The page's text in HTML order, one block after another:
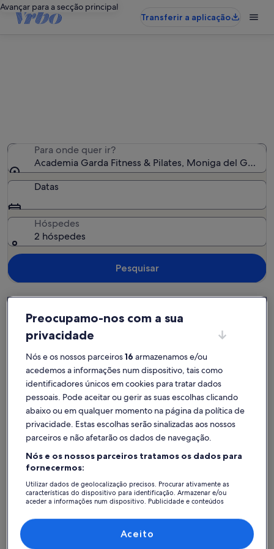
Avançar para a secção principal
Transferir a aplicação
Para onde quer ir?
Academia Garda Fitness & Pilates, Moniga del Garda,
Datas
Hóspedes
2 hóspedes
Pesquisar
Moniga del Garda
Se procura um lugar perto de Academia Garda Fitness & Pilates, dê
uma vista de olhos aos nossos alojamentos para férias para encontrar
a opção indicada para a sua viagem. Quer fique numa casa de férias
com amigos, familiares ou apenas o seu animal de estimação,
encontrará as comodidades ideais para passar tempo com as
pessoas mais importantes, como lareira e máquina de lavar e secar.
Seja qual for a sua preferência, encontrará um alojamento que
oferece as comodidades indispensáveis, como um lugar para não
fumadores ou com acessibilidade.
Alojamentos de férias com descontos
A exibir ofertas para as seguintes datas:
Preocupamo-nos com a sua
privacidade
Nós e os nossos parceiros16 armazenamos e/ou
acedemos a informações num dispositivo, tais como
identificadores únicos em cookies para tratar dados
pessoais. Pode aceitar ou gerir as suas escolhas clicando
abaixo ou em qualquer momento na página da política de
privacidade. Estas escolhas serão sinalizadas aos nossos
parceiros e não afetarão os dados de navegação.
Nós e os nossos parceiros tratamos os dados para
fornecermos:
Utilizar dados de geolocalização precisos. Procurar ativamente as
características do dispositivo para identificação. Armazenar e/ou
aceder a informações num dispositivo. Publicidade e conteúdos
audiência e desenvolvimento de serviços.
Lista de parceiros (fornecedores)
Aceito